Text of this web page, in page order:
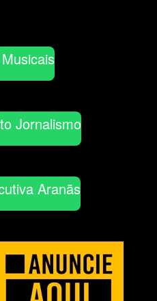
Jornalismo
Aranãs